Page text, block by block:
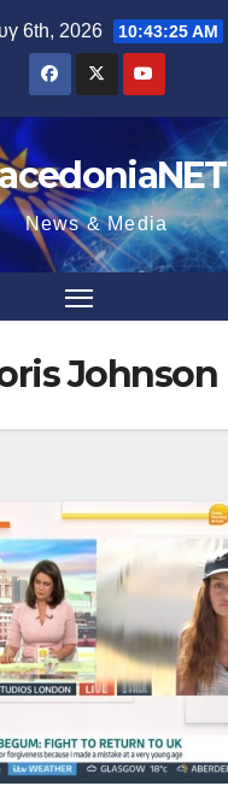
6th, 2026 10:43:26 AM
News & Media
Johnson